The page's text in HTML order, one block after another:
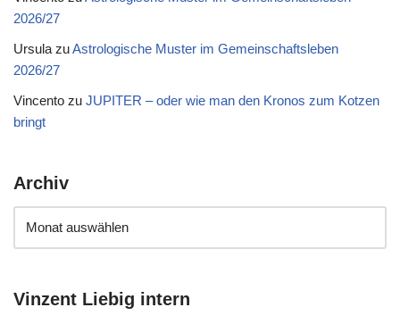
2026/27
Ursula zuAstrologische Muster im Gemeinschaftsleben
2026/27
Vincento zu JUPITER – oder wie man den Kronos zum Kotzen
bringt
Archiv
Vinzent Liebig intern